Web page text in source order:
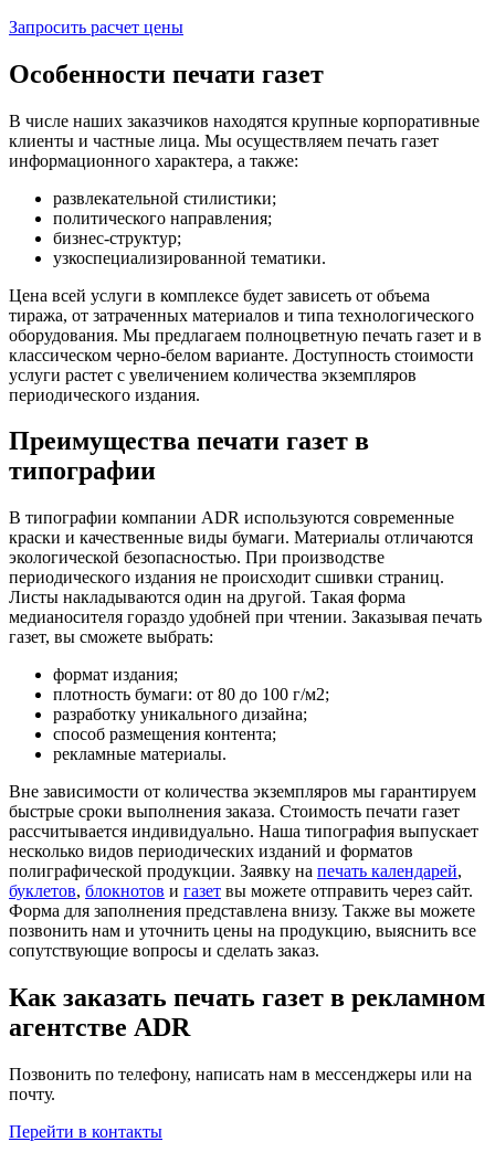
Запросить расчет цены
Особенности печати газет
В числе наших заказчиков находятся крупные корпоративные
клиенты и частные лица. Мы осуществляем печать газет
информационного характера, а также:
развлекательной стилистики;
политического направления;
бизнес-структур;
узкоспециализированной тематики.
Цена всей услуги в комплексе будет зависеть от объема
тиража, от затраченных материалов и типа технологического
оборудования. Мы предлагаем полноцветную печать газет и в
классическом черно-белом варианте. Доступность стоимости
услуги растет с увеличением количества экземпляров
периодического издания.
Преимущества печати газет в
типографии
В типографии компании ADR используются современные
краски и качественные виды бумаги. Материалы отличаются
экологической безопасностью. При производстве
периодического издания не происходит сшивки страниц.
Листы накладываются один на другой. Такая форма
медианосителя гораздо удобней при чтении. Заказывая печать
газет, вы сможете выбрать:
формат издания;
плотность бумаги: от 80 до 100 г/м2;
разработку уникального дизайна;
способ размещения контента;
рекламные материалы.
Вне зависимости от количества экземпляров мы гарантируем
быстрые сроки выполнения заказа. Стоимость печати газет
рассчитывается индивидуально. Наша типография выпускает
несколько видов периодических изданий и форматов
полиграфической продукции. Заявку на печать календарей,
буклетов, блокнотов и газет вы можете отправить через сайт.
Форма для заполнения представлена внизу. Также вы можете
позвонить нам и уточнить цены на продукцию, выяснить все
сопутствующие вопросы и сделать заказ.
Как заказать печать газет в рекламном
агентстве ADR
Позвонить по телефону, написать нам в мессенджеры или на
почту.
Перейти в контакты